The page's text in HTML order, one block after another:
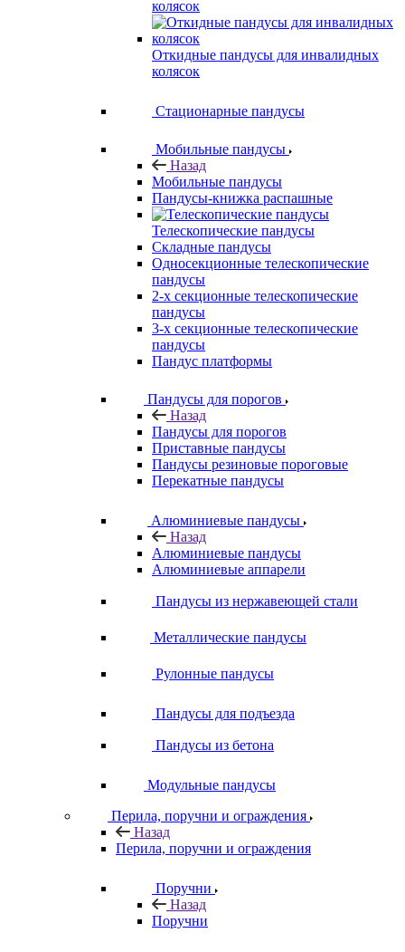
колясок
Откидные пандусы для инвалидных
колясок
Стационарные пандусы
Мобильные пандусы
Назад
Мобильные пандусы
Пандусы-книжка распашные
Телескопические пандусы
Складные пандусы
Односекционные телескопические
пандусы
2-х секционные телескопические
пандусы
3-х секционные телескопические
пандусы
Пандус платформы
Пандусы для порогов
Назад
Пандусы для порогов
Приставные пандусы
Пандусы резиновые пороговые
Перекатные пандусы
Алюминиевые пандусы
Назад
Алюминиевые пандусы
Алюминиевые аппарели
Пандусы из нержавеющей стали
Металлические пандусы
Рулонные пандусы
Пандусы для подъезда
Пандусы из бетона
Модульные пандусы
Перила, поручни и ограждения
Назад
Перила, поручни и ограждения
Поручни
Назад
Поручни